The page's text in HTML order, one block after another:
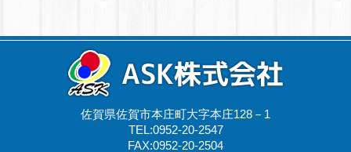
佐賀県佐賀市本庄町大字本庄128－1
TEL:0952-20-2547
FAX:0952-20-2504